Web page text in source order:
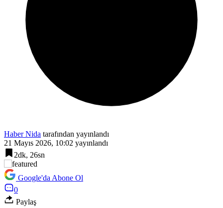
Haber Nida tarafından yayınlandı
21 Mayıs 2026, 10:02 yayınlandı
2dk, 26sn
Google'da Abone Ol
0
Paylaş